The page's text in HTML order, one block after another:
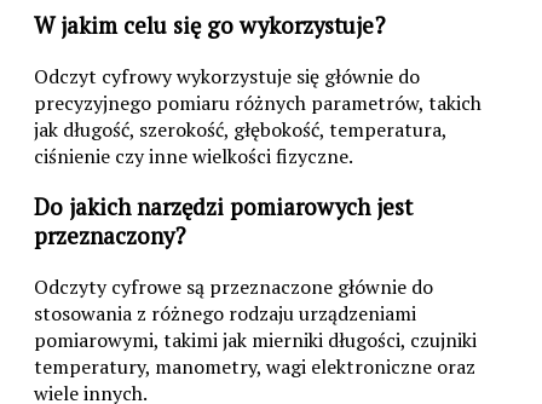
W jakim celu się go wykorzystuje?
Odczyt cyfrowy wykorzystuje się głównie do
precyzyjnego pomiaru różnych parametrów, takich
jak długość, szerokość, głębokość, temperatura,
ciśnienie czy inne wielkości fizyczne.
Do jakich narzędzi pomiarowych jest
przeznaczony?
Odczyty cyfrowe są przeznaczone głównie do
stosowania z różnego rodzaju urządzeniami
pomiarowymi, takimi jak mierniki długości, czujniki
temperatury, manometry, wagi elektroniczne oraz
wiele innych.